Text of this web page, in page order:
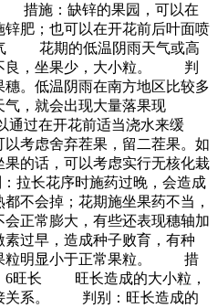
措施：缺锌的果园，可以在
肥；也可以在开花前后叶面喷
气 花期的低温阴雨天气或高
良，坐果少，大小粒。 判
。低温阴雨在南方地区比较多
气，就会出现大量落果现
过在开花前适当浇水来缓
考虑舍弃茬果，留二茬果。如
的话，可以考虑实行无核化栽
长花序时施药过晚，会造成
不会掉；花期施坐果药不当，
正常膨大，有些还表现穗轴加
过早，造成种子败育，有种
粒明显小于正常果粒。 措
6旺长 旺长造成的大小粒，
关系。 判别：旺长造成的